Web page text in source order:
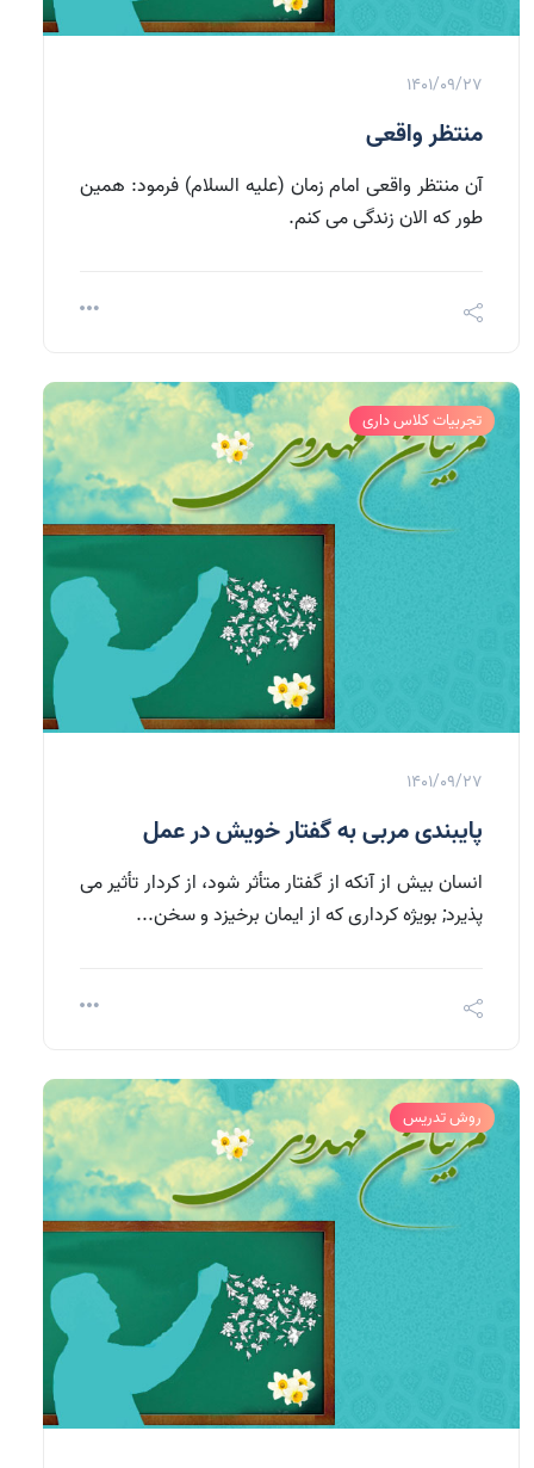
1401/09/27
منتظر واقعی
آن منتظر واقعی امام زمان (علیه السلام) فرمود: همین
طور که الان زندگی می کنم.
تجربیات کلاس داری
1401/09/27
پایبندی مربی به گفتار خویش در عمل
انسان بیش از آنکه از گفتار متأثر شود، از کردار تأثیر می
پذیرد; بویژه کرداری که از ایمان برخیزد و سخن...
روش تدریس